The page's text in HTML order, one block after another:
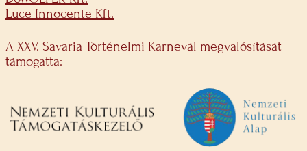
Luce Innocente Kft.
A XXV. Savaria Történelmi Karnevál megvalósítását
támogatta: